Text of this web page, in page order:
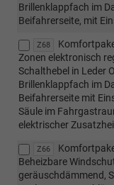
Brillenklappfach im
Beifahrerseite, mit
Z68
Zonen elektronisch
Schalthebel in Leder
Brillenklappfach im
Beifahrerseite mit
Säule im
elektrischer
Z66
Beheizbare
geräuschdämmend,